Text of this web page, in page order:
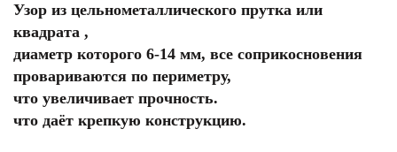
Узор из цельнометаллического прутка или
квадрата ,
диаметр которого 6-14 мм, все соприкосновения
провариваются по периметру,
что увеличивает прочность.
что даёт крепкую конструкцию.